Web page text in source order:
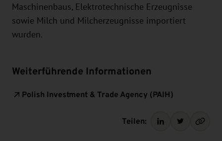
Maschinenbaus, Elektrotechnische Erzeugnisse
sowie Milch und Milcherzeugnisse importiert
wurden.
Weiterführende Informationen
Polish Investment & Trade Agency (PAIH)
Teilen: